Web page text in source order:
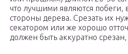
что лучшими являются
стороны дерева. Срезать их
секатором или же хорошо
должен быть аккуратно